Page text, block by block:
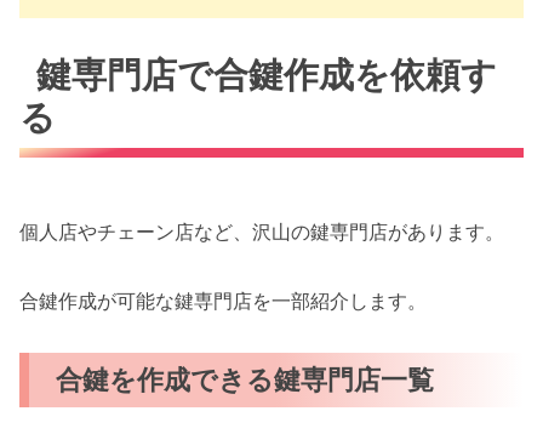
鍵専門店で合鍵作成を依頼す
る
個人店やチェーン店など、沢山の鍵専門店があります。
合鍵作成が可能な鍵専門店を一部紹介します。
合鍵を作成できる鍵専門店一覧